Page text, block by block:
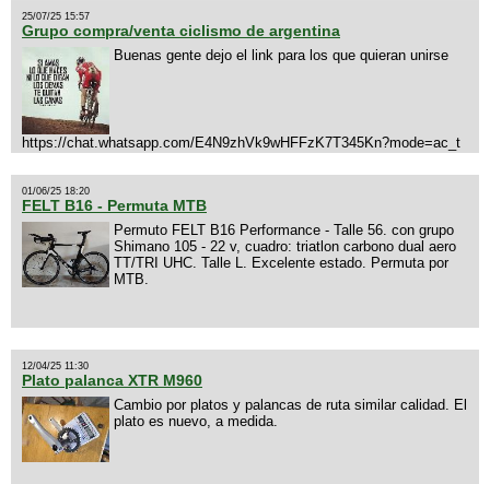
25/07/25 15:57
Grupo compra/venta ciclismo de argentina
Buenas gente dejo el link para los que quieran unirse
https://chat.whatsapp.com/E4N9zhVk9wHFFzK7T345Kn?mode=ac_t
01/06/25 18:20
FELT B16 - Permuta MTB
Permuto FELT B16 Performance - Talle 56. con grupo
Shimano 105 - 22 v, cuadro: triatlon carbono dual aero
TT/TRI UHC. Talle L. Excelente estado. Permuta por
MTB.
12/04/25 11:30
Plato palanca XTR M960
Cambio por platos y palancas de ruta similar calidad. El
plato es nuevo, a medida.